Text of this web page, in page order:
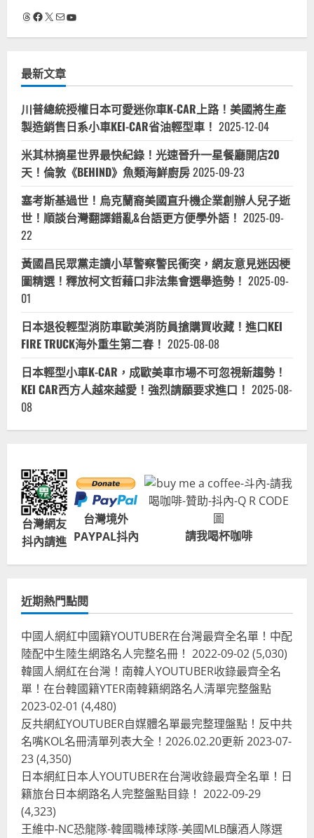
Threads
Facebook
X 電子郵件YouTube
最新文章
川普總統授權日本可愛迷你車K-CAR上路！美國將生產
製造銷售日系小車KEI-CAR省油輕型車！ 2025-12-04
米其林摘星世界最快紀錄！光速晉升一星餐廳開店20
天！倫敦《BEHIND》魚類海鮮廚房2025-09-23
塞考斯基過世！烏克蘭裔美國直升機企業創辦人兒子逝
世！順談台灣翻譯錯亂&台語更方便學外語！ 2025-09-
22
黃國昌民眾黨走讀小草警察警民衝突，網友意見迷因梗
圖精選！釋放柯文哲藉口非法集會選舉造勢！ 2025-09-
01
日本退役輕型消防車歐美消防員搶購買收藏！進口KEI
FIRE TRUCK海外重生第二春！ 2025-08-08
日本輕型小車K-CAR，成歐美車市場不可忽視新趨勢！
KEI CAR西方人越來越愛！強烈請願要求進口！ 2025-08-
08
台灣網友
抖內請進
台灣境外
PAYPAL抖內
請我喝杯咖啡
近期熱門點閱
中國人網紅中國籍YOUTUBER在台灣最齊全名單！中配
陸配中生陸生網路名人完整名冊！ 2022-09-02(5,030)
韓國人網紅在台灣！南韓人YOUTUBER收錄最齊全名
單！在台韓國籍YTER南韓籍網路名人清單完整盤點
2023-02-01 (4,480)
反共網紅YOUTUBER自媒體名單最完整理盤點！反中共
名嘴KOL名冊清單列表大全！2026.02.20更新2023-07-
23(4,350)
日本網紅日本人YOUTUBER在台灣收錄最齊全名單！日
籍旅台日本網路名人完整盤點目錄！ 2022-09-29
(4,323)
王維中-NC恐龍隊-韓國職棒球隊-美國MLB釀酒人隊選
2
奧地利人愛喝珍奶、波霸奶茶奧地利
愛瘋、珍珠奶茶門市顧客大排長龍